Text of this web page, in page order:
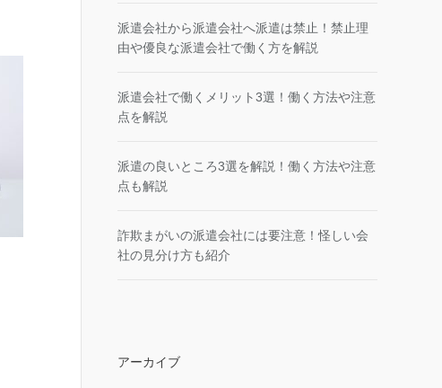
派遣会社から派遣会社へ派遣は禁止！禁止理
由や優良な派遣会社で働く方を解説
派遣会社で働くメリット3選！働く方法や注意
点を解説
派遣の良いところ3選を解説！働く方法や注意
点も解説
詐欺まがいの派遣会社には要注意！怪しい会
社の見分け方も紹介
アーカイブ